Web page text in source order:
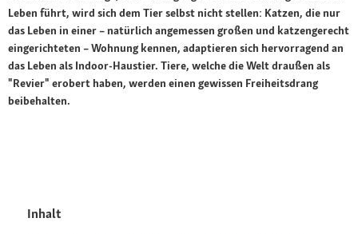
Leben führt, wird sich dem Tier selbst nicht stellen: Katzen, die nur
das Leben in einer – natürlich angemessen großen und katzengerecht
eingerichteten – Wohnung kennen, adaptieren sich hervorragend an
das Leben als Indoor-Haustier. Tiere, welche die Welt draußen als
"Revier" erobert haben, werden einen gewissen Freiheitsdrang
beibehalten.
Inhalt